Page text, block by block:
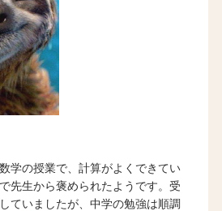
学の授業で、計算がよくできてい
先生から褒められたようです。受
ていましたが、中学の勉強は順調